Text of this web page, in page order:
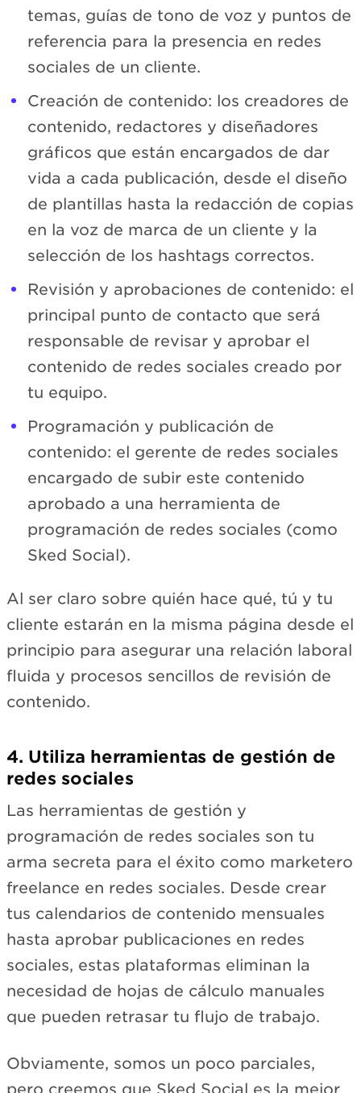
temas, guías de tono de voz y puntos de
referencia para la presencia en redes
sociales de un cliente.
Creación de contenido: los creadores de
contenido, redactores y diseñadores
gráficos que están encargados de dar
vida a cada publicación, desde el diseño
de plantillas hasta la redacción de copias
en la voz de marca de un cliente y la
selección de los hashtags correctos.
Revisión y aprobaciones de contenido: el
principal punto de contacto que será
responsable de revisar y aprobar el
contenido de redes sociales creado por
tu equipo.
Programación y publicación de
contenido: el gerente de redes sociales
encargado de subir este contenido
aprobado a una herramienta de
programación de redes sociales (como
Sked Social).
Al ser claro sobre quién hace qué, tú y tu
cliente estarán en la misma página desde el
principio para asegurar una relación laboral
fluida y procesos sencillos de revisión de
contenido.
4. Utiliza herramientas de gestión de
redes sociales
Las herramientas de gestión y
programación de redes sociales son tu
arma secreta para el éxito como marketero
freelance en redes sociales. Desde crear
tus calendarios de contenido mensuales
hasta aprobar publicaciones en redes
sociales, estas plataformas eliminan la
necesidad de hojas de cálculo manuales
que pueden retrasar tu flujo de trabajo.
Obviamente, somos un poco parciales,